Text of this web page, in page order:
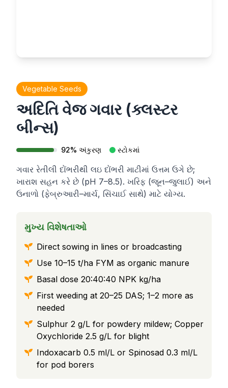
Vegetable Seeds
અદિતિ વેજ ગવાર (ક્લસ્ટર
બીન્સ)
92% અંકુરણ સ્ટોકમાં
ગવાર રેતીલી દોંભરીથી લઇ દોંભરી માટીમાં ઉત્તમ ઉગે છે;
ખારાશ સહન કરે છે (pH 7–8.5). ખરિફ (જૂન–જુલાઈ) અને
ઉનાળો (ફેબ્રુઆરી–માર્ચ, સિંચાઈ સાથે) માટે યોગ્ય.
મુખ્ય વિશેષતાઓ
Direct sowing in lines or broadcasting
Use 10–15 t/ha FYM as organic manure
Basal dose 20:40:40 NPK kg/ha
First weeding at 20–25 DAS; 1–2 more as
needed
Sulphur 2 g/L for powdery mildew; Copper
Oxychloride 2.5 g/L for blight
Indoxacarb 0.5 ml/L or Spinosad 0.3 ml/L
for pod borers